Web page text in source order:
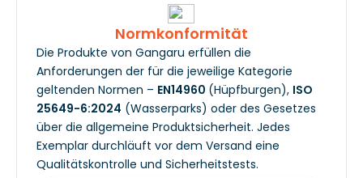
Normkonformität
Die Produkte von Gangaru erfüllen die
Anforderungen der für die jeweilige Kategorie
geltenden Normen – EN14960 (Hüpfburgen), ISO
25649-6:2024 (Wasserparks) oder des Gesetzes
über die allgemeine Produktsicherheit. Jedes
Exemplar durchläuft vor dem Versand eine
Qualitätskontrolle und Sicherheitstests.